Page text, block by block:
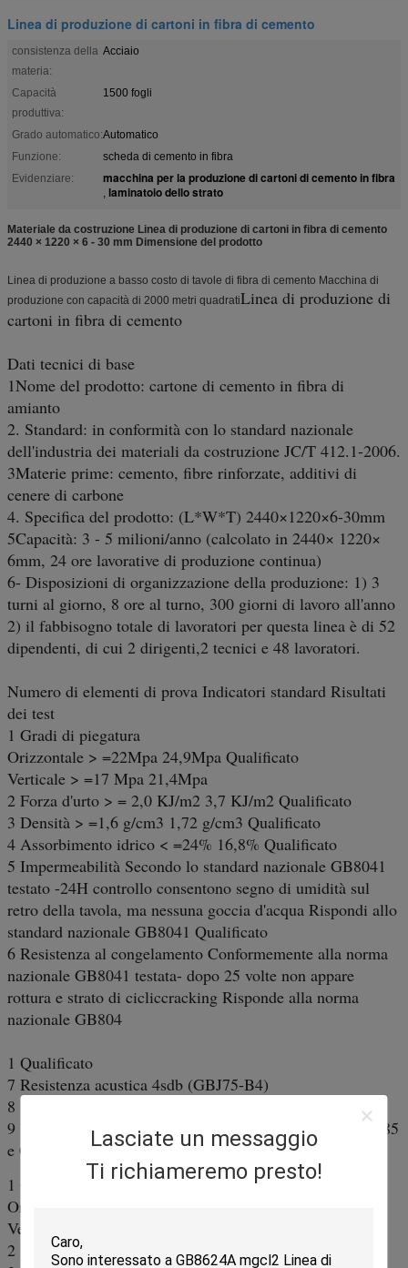
Lasciate un messaggio
Ti richiameremo presto!
Linea di produzione di cartoni in fibra di cemento
consistenza della
materia:
Acciaio
Capacità
produttiva:
1500 fogli
Grado automatico:Automatico
Funzione:
scheda di cemento in fibra
Evidenziare:
macchina per la produzione di cartoni di cemento in fibra
, laminatoio dello strato
Materiale da costruzione Linea di produzione di cartoni in fibra di cemento
2440 × 1220 × 6 - 30 mm Dimensione del prodotto
Linea di produzione a basso costo di tavole di fibra di cemento Macchina di
produzione con capacità di 2000 metri quadratiLinea di produzione di
cartoni in fibra di cemento
Dati tecnici di base
1Nome del prodotto: cartone di cemento in fibra di
amianto
2. Standard: in conformità con lo standard nazionale
dell'industria dei materiali da costruzione JC/T 412.1-2006.
3Materie prime: cemento, fibre rinforzate, additivi di
cenere di carbone
4. Specifica del prodotto: (L*W*T) 2440×1220×6-30mm
5Capacità: 3 - 5 milioni/anno (calcolato in 2440× 1220×
6mm, 24 ore lavorative di produzione continua)
6- Disposizioni di organizzazione della produzione: 1) 3
turni al giorno, 8 ore al turno, 300 giorni di lavoro all'anno
2) il fabbisogno totale di lavoratori per questa linea è di 52
dipendenti, di cui 2 dirigenti,2 tecnici e 48 lavoratori.
Numero di elementi di prova Indicatori standard Risultati
dei test
1 Gradi di piegatura
Orizzontale > =22Mpa 24,9Mpa Qualificato
Verticale > =17 Mpa 21,4Mpa
2 Forza d'urto > = 2,0 KJ/m2 3,7 KJ/m2 Qualificato
3 Densità > =1,6 g/cm3 1,72 g/cm3 Qualificato
4 Assorbimento idrico < =24% 16,8% Qualificato
5 Impermeabilità Secondo lo standard nazionale GB8041
testato -24H controllo consentono segno di umidità sul
retro della tavola, ma nessuna goccia d'acqua Rispondi allo
standard nazionale GB8041 Qualificato
6 Resistenza al congelamento Conformemente alla norma
nazionale GB8041 testata- dopo 25 volte non appare
rottura e strato di cicliccracking Risponde alla norma
nazionale GB804
1 Qualificato
7 Resistenza acustica 4sdb (GBJ75-B4)
8 Radioattività Risponde alla norma GB6566-2001A)
9 Non infiammabilità In conformità alle norme GB5464-85
e GB8624-88, materiali da costruzione di classe A
1 Gradi di piegatura
Orizzontale > =22Mpa 24,9Mpa Qualificato
Verticale > =17 Mpa 21,4Mpa
2 Forza d'urto > = 2,0 KJ/m2 3,7 KJ/m2 Qualificato